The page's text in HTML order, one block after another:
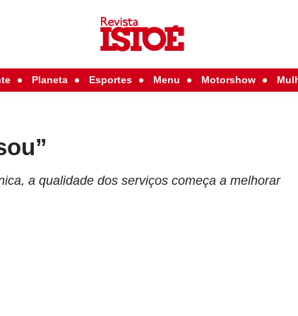
Planeta Esportes Menu Motorshow
a qualidade dos serviços começa a melhorar